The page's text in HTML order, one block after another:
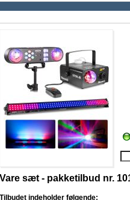
Vare sæt - pakketilbud nr.
Tilbudet indeholder følgende: